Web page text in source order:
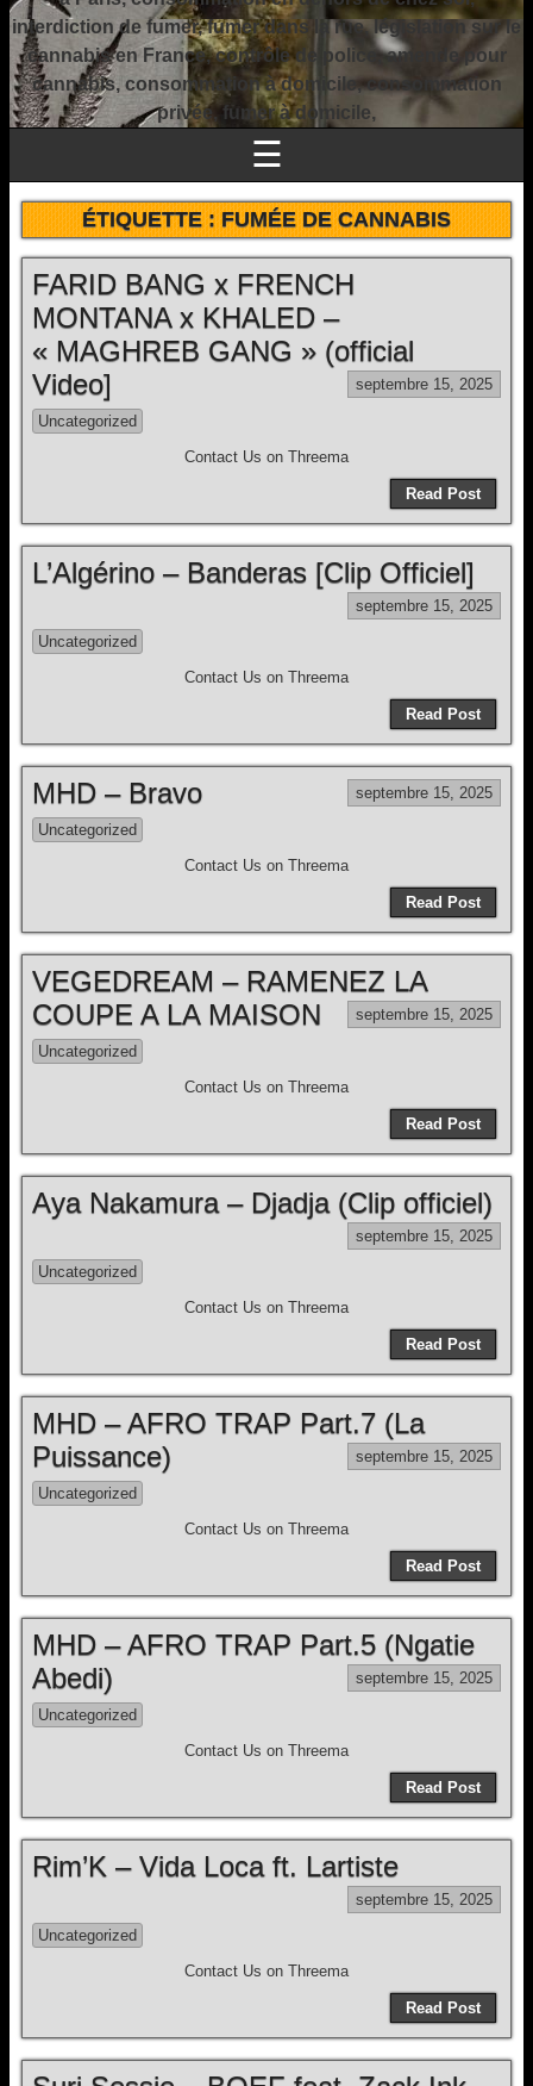
interdiction de fumer, fumer dans la rue, législation sur le
cannabis en France, contrôle de police, amende pour
cannabis, consommation à domicile, consommation
privée, fumer à domicile,
☰
ÉTIQUETTE :FUMÉE DE CANNABIS
FARID BANG x FRENCH
MONTANA x KHALED –
« MAGHREB GANG » (official
Video]
septembre 15, 2025
Uncategorized
Contact Us on Threema
Read Post
L’Algérino – Banderas [Clip Officiel]
septembre 15, 2025
Uncategorized
Contact Us on Threema
Read Post
MHD – Bravo septembre 15, 2025
Uncategorized
Contact Us on Threema
Read Post
VEGEDREAM – RAMENEZ LA
COUPE A LA MAISON
septembre 15, 2025
Uncategorized
Contact Us on Threema
Read Post
Aya Nakamura – Djadja (Clip officiel)
septembre 15, 2025
Uncategorized
Contact Us on Threema
Read Post
MHD – AFRO TRAP Part.7 (La
Puissance)
septembre 15, 2025
Uncategorized
Contact Us on Threema
Read Post
MHD – AFRO TRAP Part.5 (Ngatie
Abedi)
septembre 15, 2025
Uncategorized
Contact Us on Threema
Read Post
Rim’K – Vida Loca ft. Lartiste
septembre 15, 2025
Uncategorized
Contact Us on Threema
Read Post